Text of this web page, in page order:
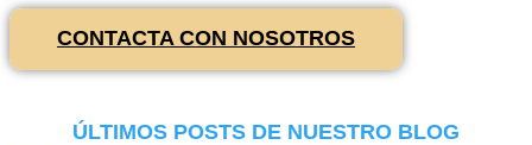
CONTACTA CON NOSOTROS
ÚLTIMOS POSTS DE NUESTRO BLOG